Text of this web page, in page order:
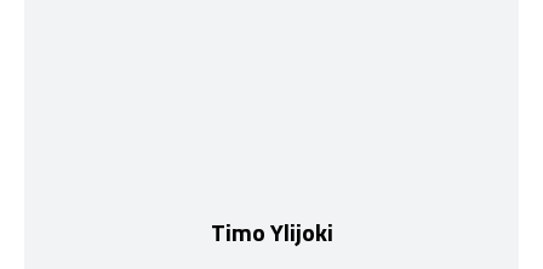
Timo Ylijoki